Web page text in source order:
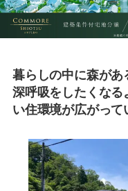
暮らしの中に森が
深呼吸をしたくな
い住環境が広がって